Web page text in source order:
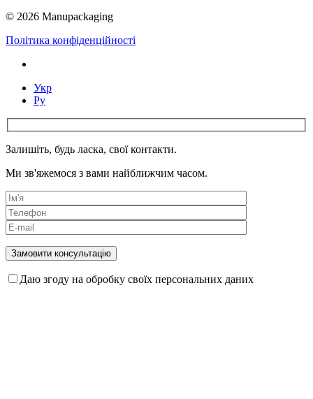
© 2026 Manupackaging
Політика конфіденційності
Укр
Ру
Залишіть, будь ласка, свої контакти.
Ми зв'яжемося з вами найближчим часом.
Даю згоду на обробку своїх персональних даних